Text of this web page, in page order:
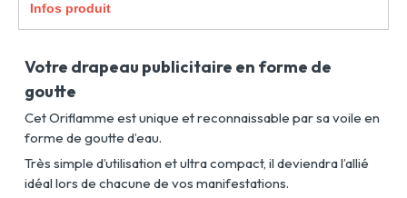
Infos produit
Votre drapeau publicitaire en forme de
goutte
Cet Oriflamme est unique et reconnaissable par sa voile en
forme de goutte d’eau.
Très simple d’utilisation et ultra compact, il deviendra l’allié
idéal lors de chacune de vos manifestations.